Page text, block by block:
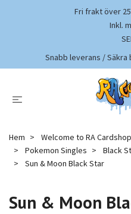
Fri frakt över
Inkl.
Snabb leverans /
Hem Welcome to RA
Pokemon Singles
Black
Sun & Moon Black Star
Sun & Moon